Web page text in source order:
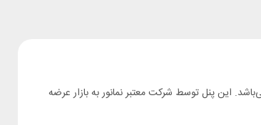
این پنل توسط شرکت معتبر نمانور به بازار عرضه